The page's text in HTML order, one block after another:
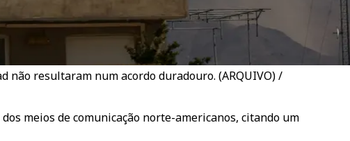
não resultaram num acordo duradouro. (ARQUIVO) /
meios de comunicação norte-americanos, citando um